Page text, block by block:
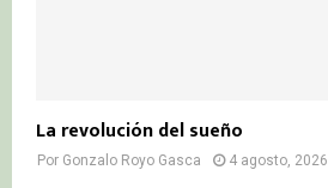
La revolución del sueño
Por Gonzalo Royo Gasca 4 agosto, 2026